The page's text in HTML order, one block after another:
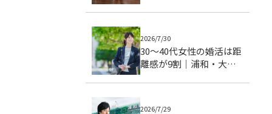
2026/7/30
30〜40代女性の婚活は距
離感が9割｜浦和・大宮
2026/7/29